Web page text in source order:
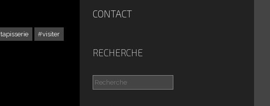
tapisserie visiter
CONTACT
RECHERCHE